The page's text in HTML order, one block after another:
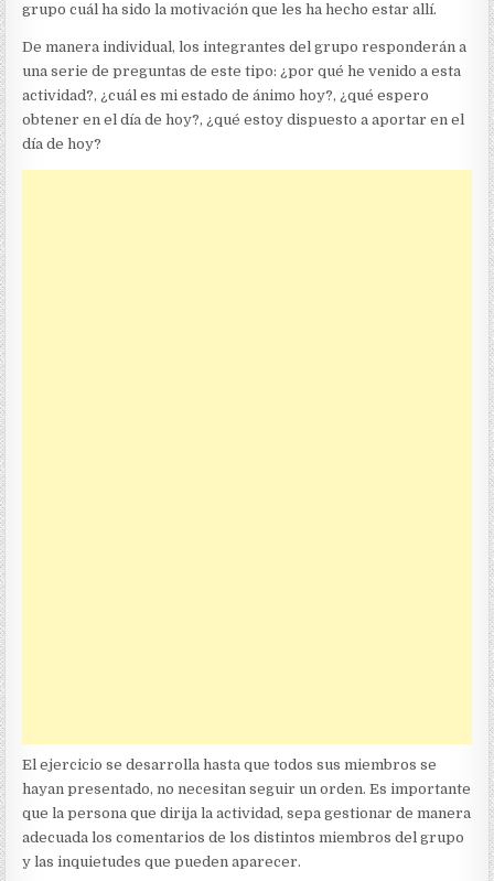
grupo cuál ha sido la motivación que les ha hecho estar allí.
De manera individual, los integrantes del grupo responderán a
una serie de preguntas de este tipo: ¿por qué he venido a esta
actividad?, ¿cuál es mi estado de ánimo hoy?, ¿qué espero
obtener en el día de hoy?, ¿qué estoy dispuesto a aportar en el
día de hoy?
El ejercicio se desarrolla hasta que todos sus miembros se
hayan presentado, no necesitan seguir un orden. Es importante
que la persona que dirija la actividad, sepa gestionar de manera
adecuada los comentarios de los distintos miembros del grupo
y las inquietudes que pueden aparecer.